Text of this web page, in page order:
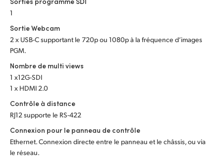
1
Sortie Webcam
2 x USB-C supportant le 720p ou 1080p à la fréquence d’images
PGM.
Nombre de multi views
1 x12G-SDI
1 x HDMI 2.0
Contrôle à distance
RJ12 supporte le RS-422
Connexion pour le panneau de contrôle
Ethernet. Connexion directe entre le panneau et le châssis, ou via
le réseau.